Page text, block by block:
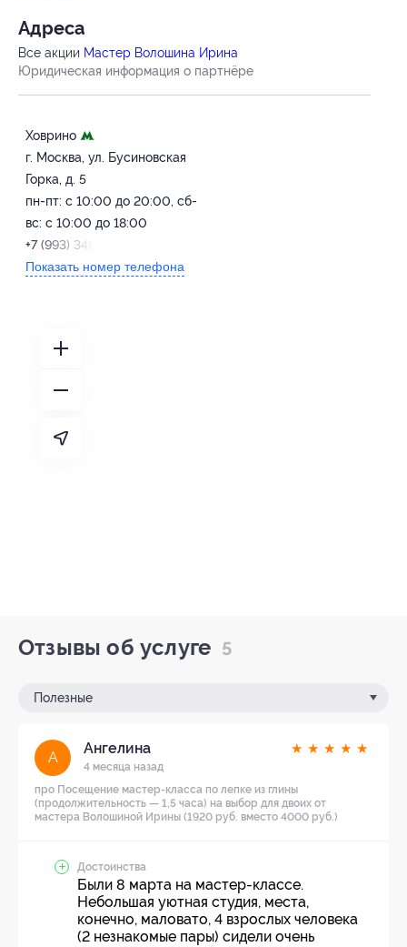
Адресa
Все акции Мастер Волошина Ирина
Юридическая информация о партнёре
Ховрино
г. Москва, ул. Бусиновская
Горка, д. 5
пн-пт: с 10:00 до 20:00, сб-
вс: с 10:00 до 18:00
+7 (993) 348-14-13
Показать номер телефона
Отзывы об услуге 5
Полезные
А
Ангелина
4 месяца назад
★ ★ ★ ★ ★
про Посещение мастер-класса по лепке из глины
(продолжительность — 1,5 часа) на выбор для двоих от
мастера Волошиной Ирины (1920 руб. вместо 4000 руб.)
Достоинства
Были 8 марта на мастер-классе.
Небольшая уютная студия, места,
конечно, маловато, 4 взрослых человека
(2 незнакомые пары) сидели очень